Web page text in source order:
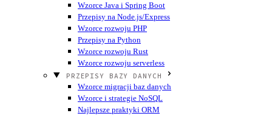
Wzorce Java i Spring Boot
Przepisy na Node.js/Express
Wzorce rozwoju PHP
Przepisy na Python
Wzorce rozwoju Rust
Wzorce rozwoju serverless
PRZEPISY BAZY DANYCH
Wzorce migracji baz danych
Wzorce i strategie NoSQL
Najlepsze praktyki ORM